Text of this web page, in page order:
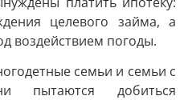
целевого займа, а
воздействием погоды.
семьи и семьи с
пытаются добиться